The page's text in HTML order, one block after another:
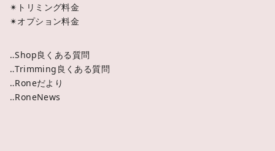
✴︎トリミング料金
✴︎オプション料金
‥Shop良くある質問
‥Trimming良くある質問
‥Roneだより
‥RoneNews